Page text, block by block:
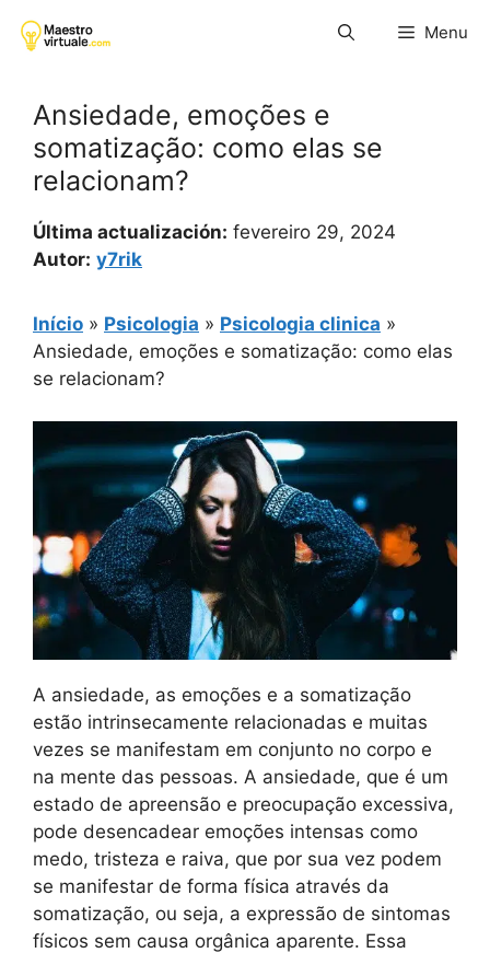
para
Menu
Ansiedade, emoções e
somatização: como elas se
relacionam?
Última actualización: fevereiro 29, 2024
Autor: y7rik
Início » Psicologia » Psicologia clinica »
Ansiedade, emoções e somatização: como elas
se relacionam?
A ansiedade, as emoções e a somatização
estão intrinsecamente relacionadas e muitas
vezes se manifestam em conjunto no corpo e
na mente das pessoas. A ansiedade, que é um
estado de apreensão e preocupação excessiva,
pode desencadear emoções intensas como
medo, tristeza e raiva, que por sua vez podem
se manifestar de forma física através da
somatização, ou seja, a expressão de sintomas
físicos sem causa orgânica aparente. Essa